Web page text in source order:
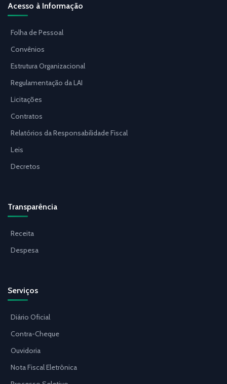
Acesso à Informação
Folha de Pessoal
Convênios
Estrutura Organizacional
Regulamentação da LAI
Licitações
Contratos
Relatórios da Responsabilidade Fiscal
Leis
Decretos
Transparência
Receita
Despesa
Serviços
Diário Oficial
Contra-Cheque
Ouvidoria
Nota Fiscal Eletrônica